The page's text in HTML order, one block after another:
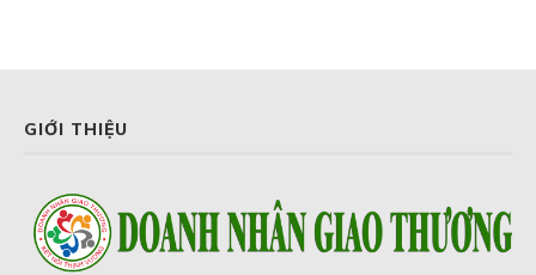
GIỚI THIỆU